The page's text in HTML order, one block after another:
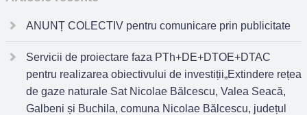
ANUNȚ COLECTIV pentru comunicare prin publicitate
Servicii de proiectare faza PTh+DE+DTOE+DTAC
pentru realizarea obiectivului de investiții„Extindere rețea
de gaze naturale Sat Nicolae Bălcescu, Valea Seacă,
Galbeni și Buchila, comuna Nicolae Bălcescu, județul